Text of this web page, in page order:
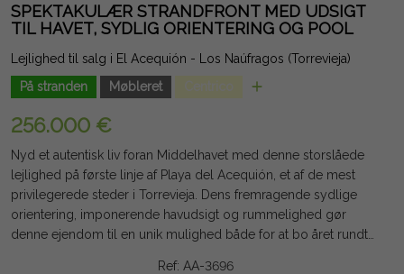
SPEKTAKULÆR STRANDFRONT MED UDSIGT
TIL HAVET, SYDLIG ORIENTERING OG POOL
Lejlighed til salg i El Acequión - Los Naúfragos (Torrevieja)
På stranden
Møbleret
256.000 €
Nyd et autentisk liv foran Middelhavet med denne storslåede
lejlighed på første linje af Playa del Acequión, et af de mest
privilegerede steder i Torrevieja. Dens fremragende sydlige
orientering, imponerende havudsigt og rummelighed gør
denne ejendom til en unik mulighed både for at bo året rundt
Ref: AA-3696